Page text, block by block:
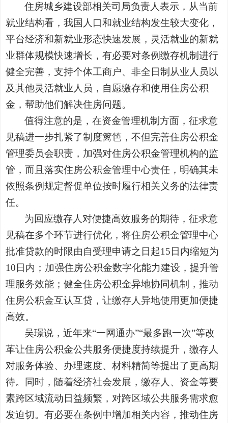
住房城乡建设部相关司局负责人表示，从当前
就业结构看，我国人口和就业结构发生较大变化，
平台经济和新就业形态快速发展，灵活就业的新就
业群体规模快速增长，有必要对条例缴存机制进行
健全完善，支持个体工商户、非全日制从业人员以
及其他灵活就业人员，自愿缴存和使用住房公积
金，帮助他们解决住房问题。
值得注意的是，在资金管理机制方面，征求意
见稿进一步扎紧了制度篱笆，不但完善住房公积金
管理委员会职责，加强对住房公积金管理机构的监
管，而且落实住房公积金管理中心责任，明确其未
依照条例规定督促单位按时履行相关义务的法律责
任。
为回应缴存人对便捷高效服务的期待，征求意
见稿在多个环节进行优化，将住房公积金管理中心
批准贷款的时限由自受理申请之日起15日内缩短为
10日内；加强住房公积金数字化能力建设，提升管
理服务效能；健全住房公积金异地协同机制，推动
住房公积金互认互贷，让缴存人异地使用更加便捷
高效。
吴璟说，近年来“一网通办”“最多跑一次”等改
革让住房公积金公共服务便捷度持续提升，缴存人
对服务体验、办理速度、材料精简等提出了更高期
待。同时，随着经济社会发展，缴存人、资金等要
素跨区域流动日益频繁，对跨区域公共服务需求愈
发迫切。有必要在条例中增加相关内容，推动住房